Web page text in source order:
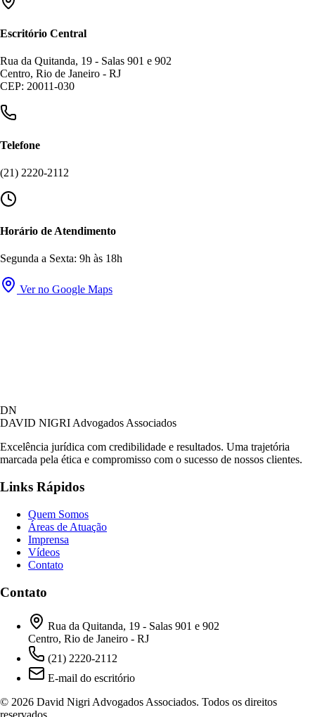
Escritório Central
Rua da Quitanda, 19 - Salas 901 e 902
Centro, Rio de Janeiro - RJ
CEP: 20011-030
Telefone
(21) 2220-2112
Horário de Atendimento
Segunda a Sexta: 9h às 18h
Ver no Google Maps
DN
DAVID NIGRI Advogados Associados
Excelência jurídica com credibilidade e resultados. Uma trajetória
marcada pela ética e compromisso com o sucesso de nossos clientes.
Links Rápidos
Quem Somos
Áreas de Atuação
Imprensa
Vídeos
Contato
Contato
Rua da Quitanda, 19 - Salas 901 e 902
Centro, Rio de Janeiro - RJ
(21) 2220-2112
E-mail do escritório
© 2026 David Nigri Advogados Associados. Todos os direitos